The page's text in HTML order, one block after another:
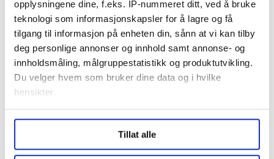
opplysningene dine, f.eks. IP-nummeret ditt, ved å bruke
teknologi som informasjonskapsler for å lagre og få
tilgang til informasjon på enheten din, sånn at vi kan tilby
deg personlige annonser og innhold samt annonse- og
innholdsmåling, målgruppestatistikk og produktutvikling.
Du velger hvem som bruker dine data og i hvilke
hensikter.
Undermer infokan du lese om hvordan dine personlige
data behandles og hvordan du kan velge hvordan de skal
brukes. Du kan hele tiden endre eller trekke tilbake ditt
Tillat alle
tillitsvalgt på Europris i Alta.